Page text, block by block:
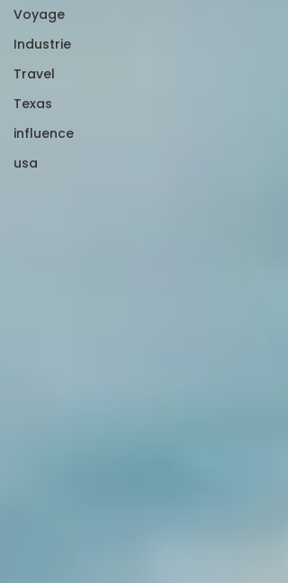
Voyage
Industrie
Travel
Texas
influence
usa